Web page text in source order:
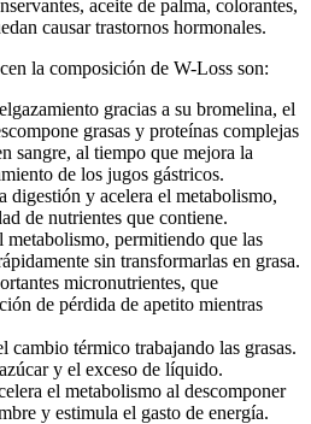
aceite de palma, colorantes,
causar trastornos hormonales.
la composición de W-Loss son:
gracias a su bromelina, el
grasas y proteínas complejas
sangre, al tiempo que mejora la
de los jugos gástricos.
digestión y acelera el metabolismo,
de nutrientes que contiene.
metabolismo, permitiendo que las
sin transformarlas en grasa.
micronutrientes, que
de pérdida de apetito mientras
cambio térmico trabajando las grasas.
y el exceso de líquido.
el metabolismo al descomponer
y estimula el gasto de energía.